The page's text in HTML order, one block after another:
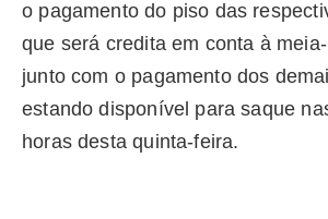
o pagamento do piso das
que será credita em conta à
junto com o pagamento dos
estando disponível para saque
horas desta quinta-feira.